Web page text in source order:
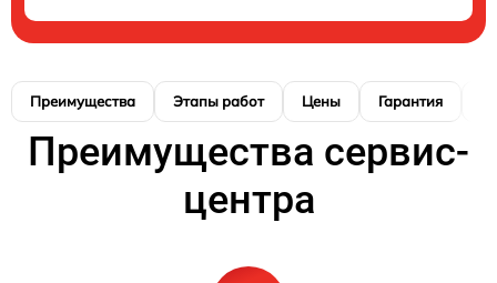
Преимущества Этапы работ Цены Гарантия
Преимущества сервис-
центра